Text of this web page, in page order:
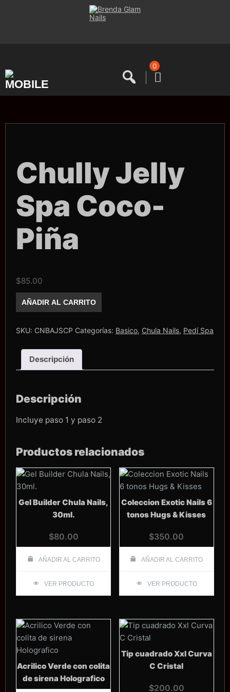
0
Chully Jelly
Spa Coco-
Piña
$85.00
Jelly
Spa
Piña
AÑADIR AL CARRITO
SKU: CNBAJSCP Categorías: Basico, Chula Nails, Pedí Spa
Descripción
Descripción
Incluye paso 1 y paso 2
Productos relacionados
Gel Builder Chula Nails,
30ml.
$80.00
AÑADIR AL CARRITO
VER PRODUCTO
Coleccion Exotic Nails 6
tonos Hugs & Kisses
$350.00
AÑADIR AL CARRITO
VER PRODUCTO
Acrilico Verde con colita
de sirena Holografico
Tip cuadrado Xxl Curva
C Cristal
$200.00